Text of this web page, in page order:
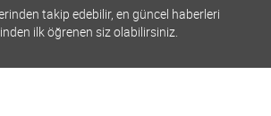
takip edebilir, en güncel haberleri
ilk öğrenen siz olabilirsiniz.